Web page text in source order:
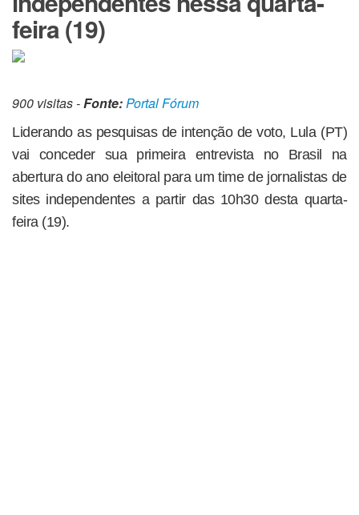
feira (19)
900 visitas -Fonte:Portal Fórum
Liderando as pesquisas de intenção de voto, Lula (PT)
vai conceder sua primeira entrevista no Brasil na
abertura do ano eleitoral para um time de jornalistas de
sites independentes a partir das 10h30 desta quarta-
feira (19).